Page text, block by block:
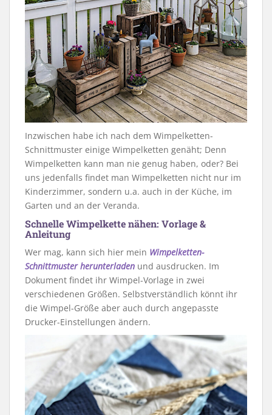
Inzwischen habe ich nach dem Wimpelketten-
Schnittmuster einige Wimpelketten genäht; Denn
Wimpelketten kann man nie genug haben, oder? Bei
uns jedenfalls findet man Wimpelketten nicht nur im
Kinderzimmer, sondern u.a. auch in der Küche, im
Garten und an der Veranda.
Schnelle Wimpelkette nähen: Vorlage &
Anleitung
Wer mag, kann sich hier mein Wimpelketten-
Schnittmuster herunterladen und ausdrucken. Im
Dokument findet ihr Wimpel-Vorlage in zwei
verschiedenen Größen. Selbstverständlich könnt ihr
die Wimpel-Größe aber auch durch angepasste
Drucker-Einstellungen ändern.